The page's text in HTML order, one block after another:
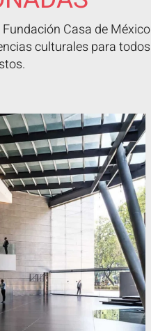
Casa de México
culturales para todos